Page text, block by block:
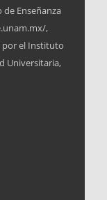
Enseñanza
,
por el Instituto
Universitaria,